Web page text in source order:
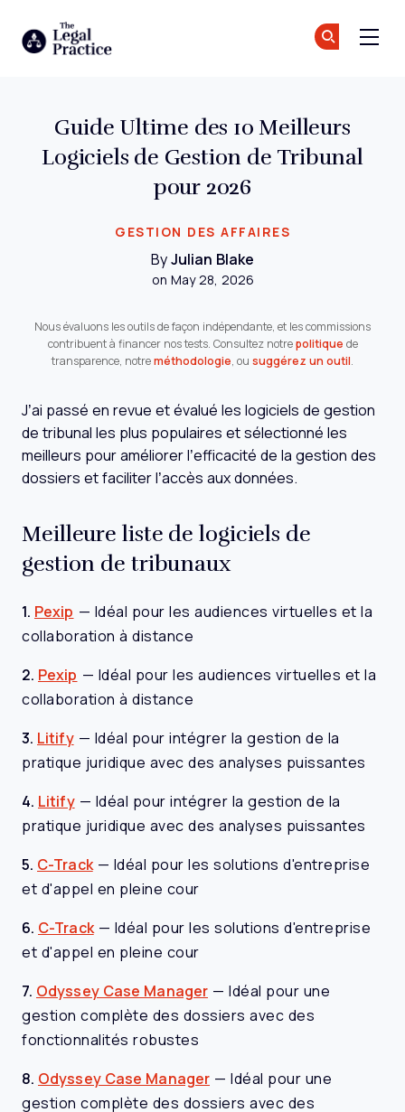
GESTION DES AFFAIRES
Guide Ultime des 10 Meilleurs
Logiciels de Gestion de Tribunal
pour 2026
By Julian Blake
on May 28, 2026
Nous évaluons les outils de façon indépendante, et les commissions
contribuent à financer nos tests. Consultez notre politique de
transparence, notre méthodologie, ou suggérez un outil .
J’ai passé en revue et évalué les logiciels de gestion
de tribunal les plus populaires et sélectionné les
meilleurs pour améliorer l’efficacité de la gestion des
dossiers et faciliter l’accès aux données.
Meilleure liste de logiciels de
gestion de tribunaux
1. Pexip — Idéal pour les audiences virtuelles et la
collaboration à distance
2. Pexip — Idéal pour les audiences virtuelles et la
collaboration à distance
3. Litify — Idéal pour intégrer la gestion de la
pratique juridique avec des analyses puissantes
4. Litify — Idéal pour intégrer la gestion de la
pratique juridique avec des analyses puissantes
5. C-Track — Idéal pour les solutions d'entreprise
et d'appel en pleine cour
6. C-Track — Idéal pour les solutions d'entreprise
et d'appel en pleine cour
7. Odyssey Case Manager — Idéal pour une
gestion complète des dossiers avec des
fonctionnalités robustes
8. Odyssey Case Manager — Idéal pour une
gestion complète des dossiers avec des